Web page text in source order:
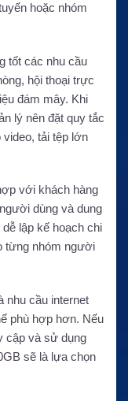
hoặc nhóm
tốt các nhu cầu
hội thoại trực
đám mây. Khi
lý nên đặt quy tắc
video, tải tệp lớn
với khách hàng
dùng và dung
lập kế hoạch chi
từng nhóm người
nhu cầu internet
phù hợp hơn. Nếu
cập và sử dụng
sẽ là lựa chọn